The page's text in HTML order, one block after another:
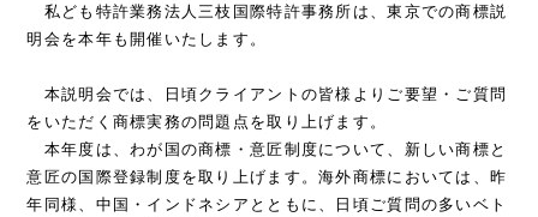
私ども特許業務法人三枝国際特許事務所は、東京での商標説
明会を本年も開催いたします。
本説明会では、日頃クライアントの皆様よりご要望・ご質問
をいただく商標実務の問題点を取り上げます。
本年度は、わが国の商標・意匠制度について、新しい商標と
意匠の国際登録制度を取り上げます。海外商標においては、昨
年同様、中国・インドネシアとともに、日頃ご質問の多いベト